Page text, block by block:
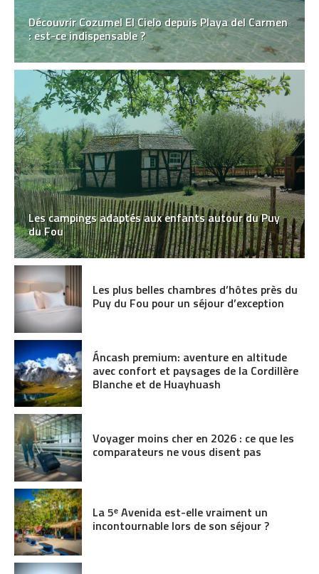
Découvrir Cozumel El Cielo depuis Playa del Carmen
: est-ce indispensable ?
Les campings adaptés aux enfants autour du Puy
du Fou
Les plus belles chambres d’hôtes près du
Puy du Fou pour un séjour d’exception
Áncash premium: aventure en altitude
avec confort et paysages de la Cordillère
Blanche et de Huayhuash
Voyager moins cher en 2026 : ce que les
comparateurs ne vous disent pas
La 5ᵉ Avenida est-elle vraiment un
incontournable lors de son séjour ?